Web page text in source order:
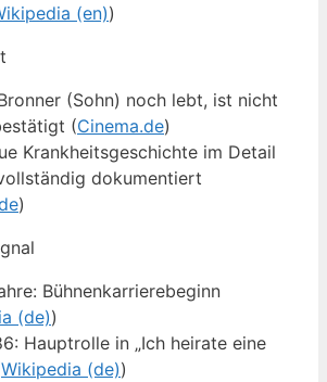
(en))
(Sohn) noch lebt, ist nicht
(Cinema.de)
Krankheitsgeschichte im Detail
dokumentiert
)
Bühnenkarrierebeginn
(de))
Hauptrolle in „Ich heirate eine
Wikipedia (de))